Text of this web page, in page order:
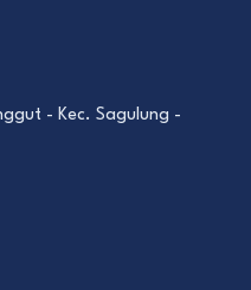
- Kec. Sagulung -